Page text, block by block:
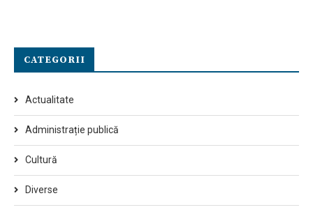
CATEGORII
Actualitate
Administrație publică
Cultură
Diverse